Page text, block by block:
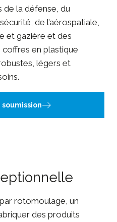
de la défense, du
de l’aérospatiale,
et gazière et des
en plastique
légers et
rotomoulage, un
des produits